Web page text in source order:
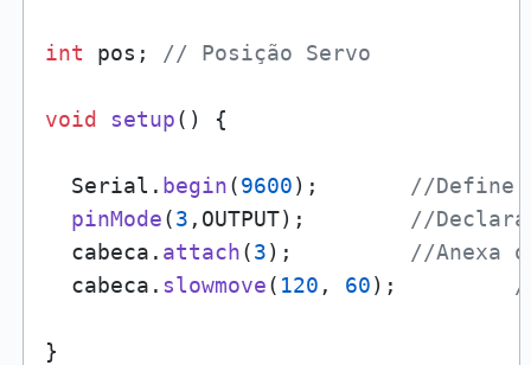
int pos; // Posição Servo
void setup() {
  Serial.
begin(9600); //Define
pinMode(3 ,OUTPUT); //
  cabeca.
attach(3); //Anexa
  cabeca.
slowmove( 120 , 60);
}